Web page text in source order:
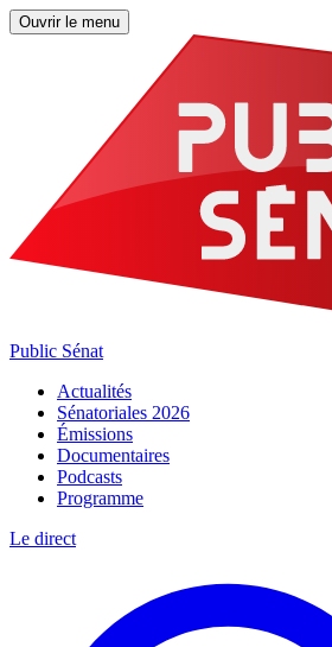
Ouvrir le menu
Public Sénat
Actualités
Sénatoriales 2026
Émissions
Documentaires
Podcasts
Programme
Le direct